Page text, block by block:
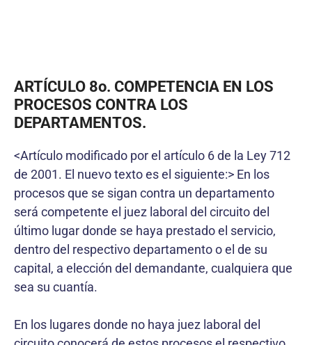
ARTÍCULO 8o. COMPETENCIA EN LOS
PROCESOS CONTRA LOS
DEPARTAMENTOS.
<Artículo modificado por el artículo 6 de la Ley 712
de 2001. El nuevo texto es el siguiente:> En los
procesos que se sigan contra un departamento
será competente el juez laboral del circuito del
último lugar donde se haya prestado el servicio,
dentro del respectivo departamento o el de su
capital, a elección del demandante, cualquiera que
sea su cuantía.
En los lugares donde no haya juez laboral del